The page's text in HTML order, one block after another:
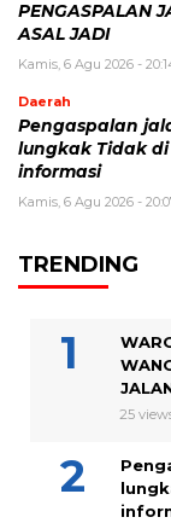
PENGASPALAN
ASAL JADI
Kamis, 6 Agu 2026 -
Daerah
Pengaspalan
lungkak Tidak
informasi
Kamis, 6 Agu 2026 -
TRENDING
25